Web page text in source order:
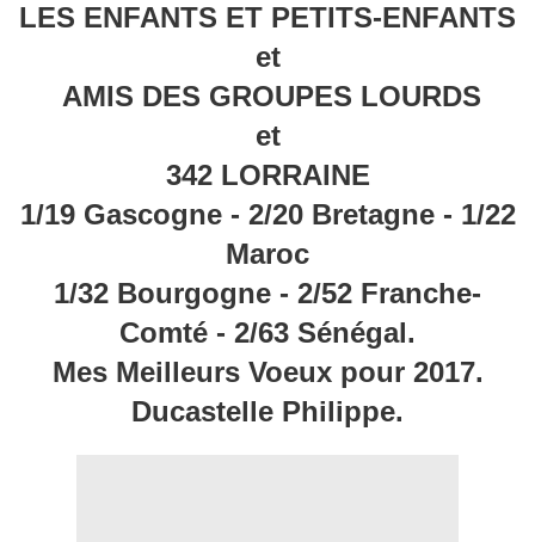
LES ENFANTS ET PETITS-ENFANTS
et
AMIS DES GROUPES LOURDS
et
342 LORRAINE
1/19 Gascogne - 2/20 Bretagne - 1/22
Maroc
1/32 Bourgogne - 2/52 Franche-
Comté - 2/63 Sénégal.
Mes Meilleurs Voeux pour 2017.
Ducastelle Philippe.